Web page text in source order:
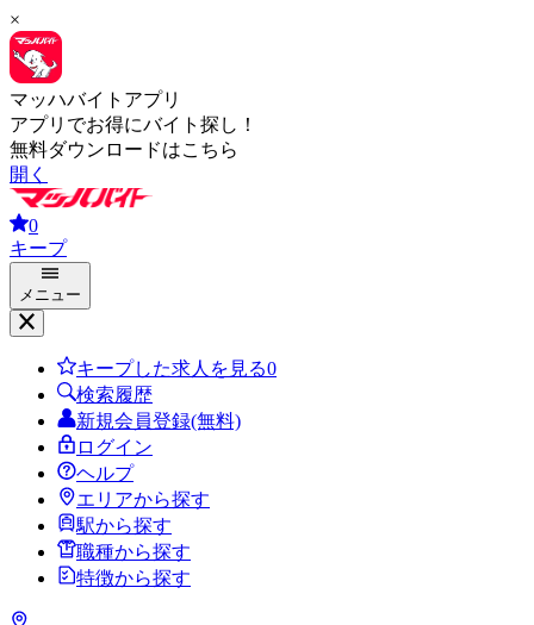
×
マッハバイトアプリ
アプリでお得にバイト探し！
無料ダウンロードはこちら
開く
0
キープ
メニュー
キープした求人を見る0
検索履歴
新規会員登録(無料)
ログイン
ヘルプ
エリアから探す
駅から探す
職種から探す
特徴から探す